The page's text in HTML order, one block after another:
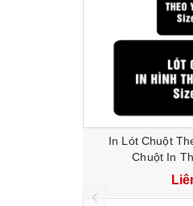
In Lót Chuột
Chuột In
prev